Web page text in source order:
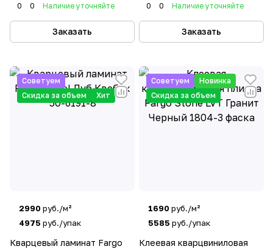
0 0 Наличие уточняйте
Заказать
0 0 Наличие уточняйте
Заказать
Советуем
Скидка за объем
Хит
2990 руб./м²
4975 руб./упак
Кварцевый ламинат Fargo
Советуем
Новинка
Скидка за объем
1690 руб./м²
5585 руб./упак
Клеевая кварцвиниловая